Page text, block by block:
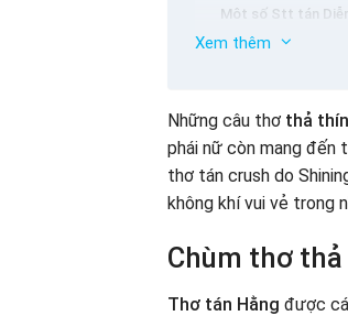
Một số Stt tán
Chùm thơ thả thính
Chùm thơ thả thính
Thơ thả thính con
Stt tán em Thùy
Lời kết
Xem thêm
Những câu thơ thả
phái nữ còn mang đến
thơ tán crush do
không khí vui vẻ trong
Chùm thơ
Thơ tán Hằng được